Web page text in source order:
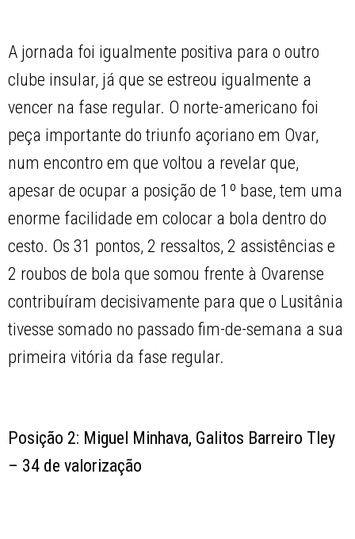
A jornada foi igualmente positiva para o outro
clube insular, já que se estreou igualmente a
vencer na fase regular. O norte-americano foi
peça importante do triunfo açoriano em Ovar,
num encontro em que voltou a revelar que,
apesar de ocupar a posição de 1º base, tem uma
enorme facilidade em colocar a bola dentro do
cesto. Os 31 pontos, 2 ressaltos, 2 assistências e
2 roubos de bola que somou frente à Ovarense
contribuíram decisivamente para que o Lusitânia
tivesse somado no passado fim-de-semana a sua
primeira vitória da fase regular.
Posição 2: Miguel Minhava, Galitos Barreiro Tley
– 34 de valorização